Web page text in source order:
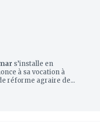
s’installe en
à sa vocation à
réforme agraire de...